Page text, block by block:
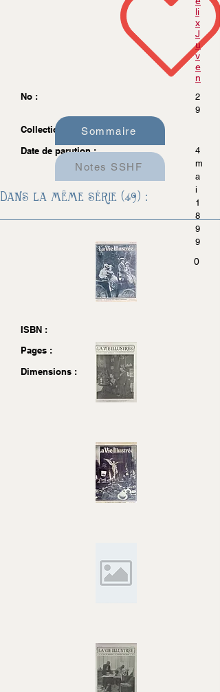
li
x
J
u
v
e
n
No :
2
9
Collection :
Date de parution :
4
m
a
i
1
8
9
9
0
ISBN :
Pages :
Dimensions :
Sommaire
Notes SSHF
Dans la même série (49) :